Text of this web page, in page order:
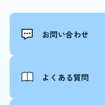
お問い合わせ
よくある質問